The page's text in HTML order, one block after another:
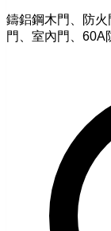
鑄鋁鋼木門、防
門、室內門、60A